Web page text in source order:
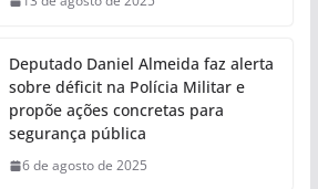
Deputado Daniel Almeida faz alerta
sobre déficit na Polícia Militar e
propõe ações concretas para
segurança pública
6 de agosto de 2025